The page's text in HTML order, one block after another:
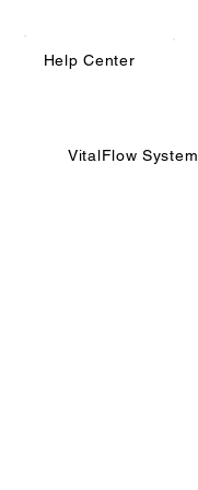
Help Center
VitalFlow System